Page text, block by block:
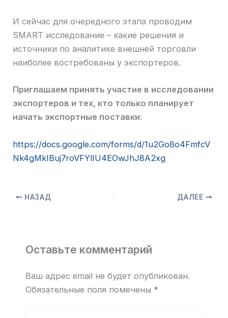
И сейчас для очередного этапа проводим
SMART исследование – какие решения и
источники по аналитике внешней торговли
наиболее востребованы у экспортеров.
Приглашаем принять участие в исследовании
экспортеров и тех, кто только планирует
начать экспортные поставки:
https://docs.google.com/forms/d/1u2Go8o4FmfcV
Nk4gMkIBuj7roVFYlIU4EOwJhJ8A2xg
НАЗАД ДАЛЕЕ
Оставьте комментарий
Ваш адрес email не будет опубликован.
Обязательные поля помечены *